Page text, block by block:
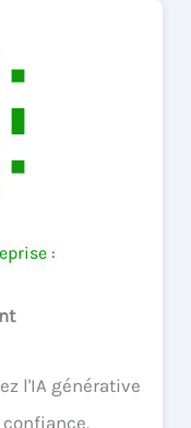
:
l'IA générative